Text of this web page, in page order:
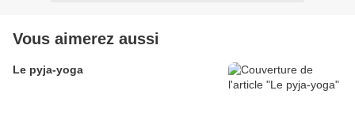
Vous aimerez aussi
Le pyja-yoga